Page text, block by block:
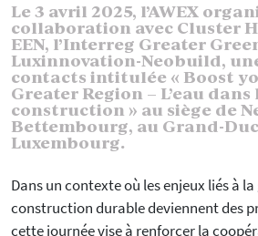
Le 3 avril 2025, l’AWEX
collaboration avec Cluster
EEN, l’Interreg Greater
Luxinnovation-Neobuild,
contacts intitulée « Boost
Greater Region – L’eau dans
construction » au siège de
Bettembourg, au Grand-
Luxembourg.
Dans un contexte où les enjeux liés à
construction durable deviennent des
cette journée vise à renforcer la